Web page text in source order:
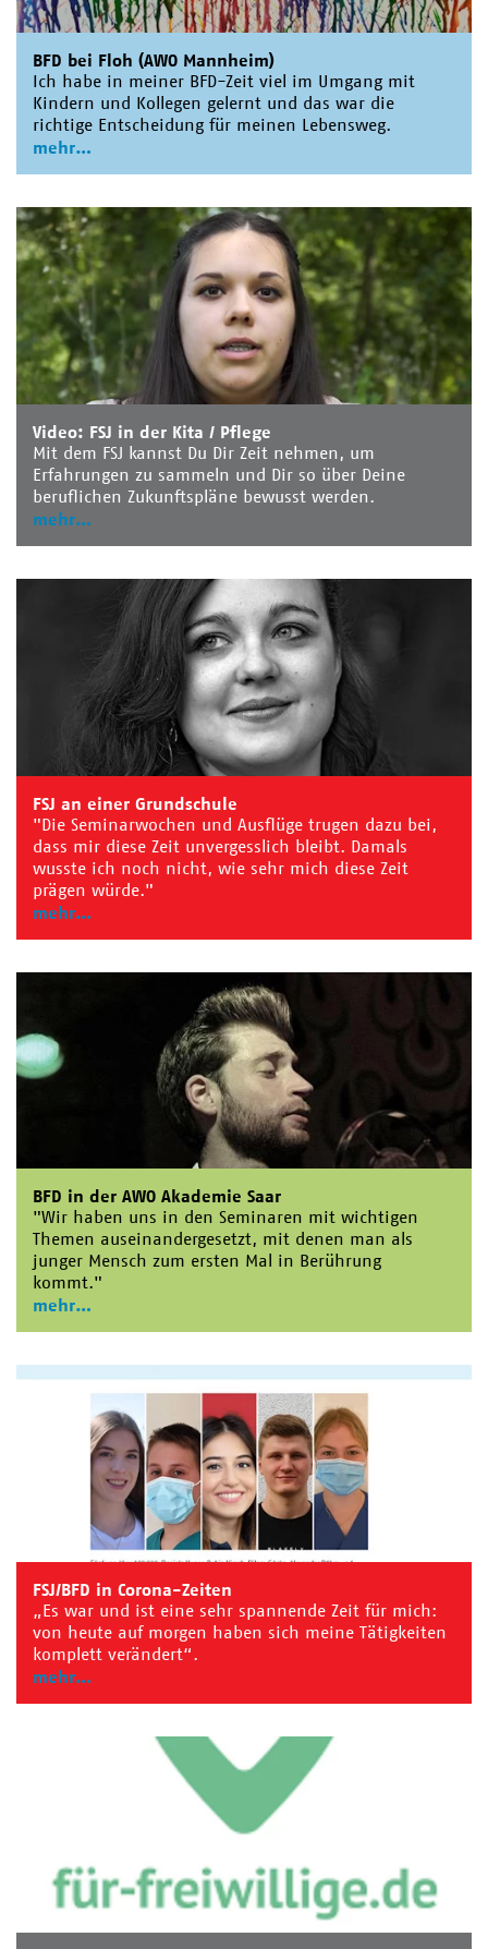
BFD bei Floh (AWO Mannheim)
Ich habe in meiner BFD-Zeit viel im Umgang mit
Kindern und Kollegen gelernt und das war die
richtige Entscheidung für meinen Lebensweg.
mehr
Video: FSJ in der Kita / Pflege
Mit dem FSJ kannst Du Dir Zeit nehmen, um
Erfahrungen zu sammeln und Dir so über Deine
beruflichen Zukunftspläne bewusst werden.
mehr
FSJ an einer Grundschule
"Die Seminarwochen und Ausflüge trugen dazu bei,
dass mir diese Zeit unvergesslich bleibt. Damals
wusste ich noch nicht, wie sehr mich diese Zeit
prägen würde."
mehr
BFD in der AWO Akademie Saar
"Wir haben uns in den Seminaren mit wichtigen
Themen auseinandergesetzt, mit denen man als
junger Mensch zum ersten Mal in Berührung
kommt."
mehr
FSJ/BFD in Corona-Zeiten
„Es war und ist eine sehr spannende Zeit für mich:
von heute auf morgen haben sich meine Tätigkeiten
komplett verändert“.
mehr